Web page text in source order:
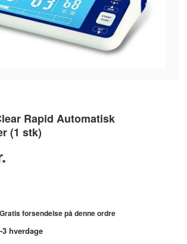
Rapid Automatisk
(1 stk)
forsendelse på denne ordre
3 hverdage